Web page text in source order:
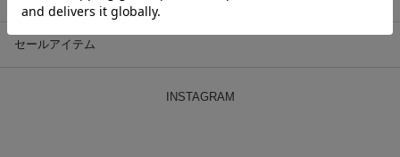
セールアイテム
INSTAGRAM